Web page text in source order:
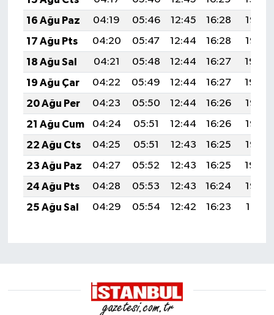
16 Ağu Paz
04:19 05:46 12:45 16:28
19:33
17 Ağu Pts
04:20 05:47 12:44 16:28
19:32
18 Ağu Sal
04:21 05:48 12:44 16:27
19:30
19 Ağu Çar
04:22 05:49 12:44 16:27
19:29
20 Ağu Per
04:23 05:50 12:44 16:26
19:28
21 Ağu Cum
04:24 05:51 12:44 16:26
19:27
22 Ağu Cts
04:25 05:51 12:43 16:25
19:25
23 Ağu Paz
04:27 05:52 12:43 16:25
19:24
24 Ağu Pts
04:28 05:53 12:43 16:24
19:23
25 Ağu Sal
04:29 05:54 12:42 16:23 19:21